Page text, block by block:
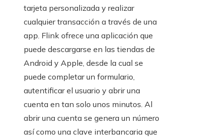
tarjeta personalizada y realizar
cualquier transacción a través de una
app. Flink ofrece una aplicación que
puede descargarse en las tiendas de
Android y Apple, desde la cual se
puede completar un formulario,
autentificar el usuario y abrir una
cuenta en tan solo unos minutos. Al
abrir una cuenta se genera un número
así como una clave interbancaria que